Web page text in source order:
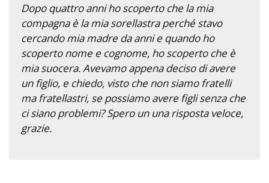
Dopo quattro anni ho scoperto che la mia
compagna è la mia sorellastra perché stavo
cercando mia madre da anni e quando ho
scoperto nome e cognome, ho scoperto che è
mia suocera. Avevamo appena deciso di avere
un figlio, e chiedo, visto che non siamo fratelli
ma fratellastri, se possiamo avere figli senza che
ci siano problemi? Spero un una risposta veloce,
grazie.